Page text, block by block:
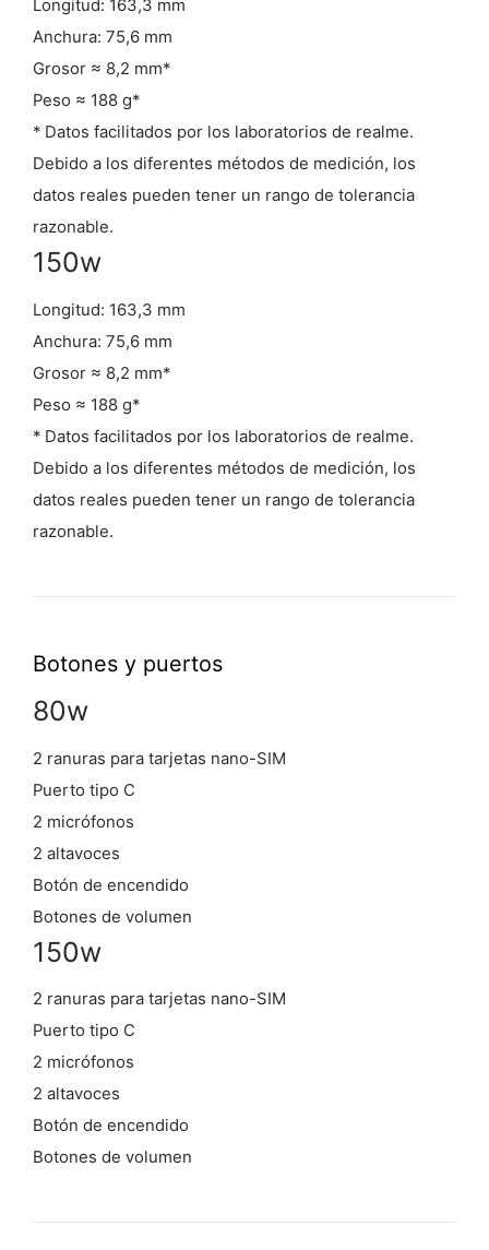
Longitud: 163,3 mm
Anchura: 75,6 mm
Grosor ≈ 8,2 mm*
Peso ≈ 188 g*
* Datos facilitados por los laboratorios de realme.
Debido a los diferentes métodos de medición, los
datos reales pueden tener un rango de tolerancia
razonable.
150w
Longitud: 163,3 mm
Anchura: 75,6 mm
Grosor ≈ 8,2 mm*
Peso ≈ 188 g*
* Datos facilitados por los laboratorios de realme.
Debido a los diferentes métodos de medición, los
datos reales pueden tener un rango de tolerancia
razonable.
Botones y puertos
80w
2 ranuras para tarjetas nano-SIM
Puerto tipo C
2 micrófonos
2 altavoces
Botón de encendido
Botones de volumen
150w
2 ranuras para tarjetas nano-SIM
Puerto tipo C
2 micrófonos
2 altavoces
Botón de encendido
Botones de volumen